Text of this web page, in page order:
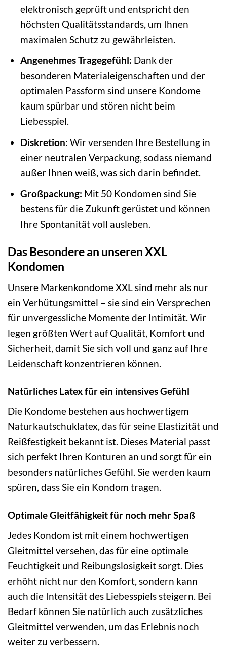
elektronisch geprüft und entspricht den
höchsten Qualitätsstandards, um Ihnen
maximalen Schutz zu gewährleisten.
Angenehmes Tragegefühl: Dank der
besonderen Materialeigenschaften und der
optimalen Passform sind unsere Kondome
kaum spürbar und stören nicht beim
Liebesspiel.
Diskretion: Wir versenden Ihre Bestellung in
einer neutralen Verpackung, sodass niemand
außer Ihnen weiß, was sich darin befindet.
Großpackung: Mit 50 Kondomen sind Sie
bestens für die Zukunft gerüstet und können
Ihre Spontanität voll ausleben.
Das Besondere an unseren XXL
Kondomen
Unsere Markenkondome XXL sind mehr als nur
ein Verhütungsmittel – sie sind ein Versprechen
für unvergessliche Momente der Intimität. Wir
legen größten Wert auf Qualität, Komfort und
Sicherheit, damit Sie sich voll und ganz auf Ihre
Leidenschaft konzentrieren können.
Natürliches Latex für ein intensives Gefühl
Die Kondome bestehen aus hochwertigem
Naturkautschuklatex, das für seine Elastizität und
Reißfestigkeit bekannt ist. Dieses Material passt
sich perfekt Ihren Konturen an und sorgt für ein
besonders natürliches Gefühl. Sie werden kaum
spüren, dass Sie ein Kondom tragen.
Optimale Gleitfähigkeit für noch mehr Spaß
Jedes Kondom ist mit einem hochwertigen
Gleitmittel versehen, das für eine optimale
Feuchtigkeit und Reibungslosigkeit sorgt. Dies
erhöht nicht nur den Komfort, sondern kann
auch die Intensität des Liebesspiels steigern. Bei
Bedarf können Sie natürlich auch zusätzliches
Gleitmittel verwenden, um das Erlebnis noch
weiter zu verbessern.